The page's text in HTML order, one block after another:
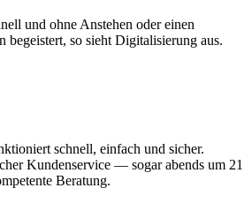
und ohne Anstehen oder einen
begeistert, so sieht Digitalisierung aus.
schnell, einfach und sicher.
Kundenservice — sogar abends um 21
Beratung.